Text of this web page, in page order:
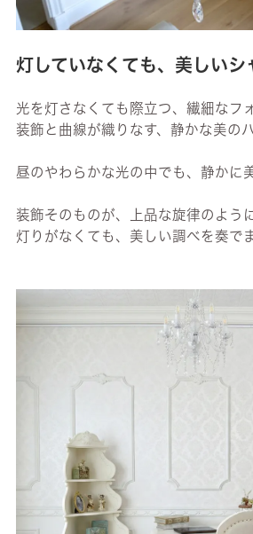
灯していなくても、美しいシ
光を灯さなくても際立つ、繊細なフ
装飾と曲線が織りなす、静かな美の
昼のやわらかな光の中でも、静かに
装飾そのものが、上品な旋律のよう
灯りがなくても、美しい調べを奏でま